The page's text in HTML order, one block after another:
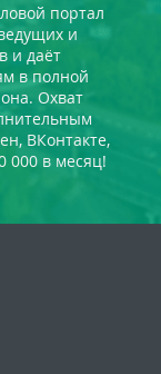
портал
и
и даёт
в полной
Охват
ВКонтакте,
000 в месяц!